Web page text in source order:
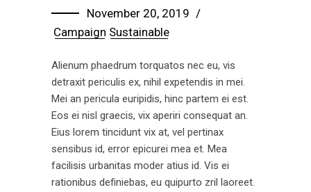
November 20, 2019
Campaign Sustainable
Alienum phaedrum torquatos nec eu, vis
detraxit periculis ex, nihil expetendis in mei.
Mei an pericula euripidis, hinc partem ei est.
Eos ei nisl graecis, vix aperiri consequat an.
Eius lorem tincidunt vix at, vel pertinax
sensibus id, error epicurei mea et. Mea
facilisis urbanitas moder atius id. Vis ei
rationibus definiebas, eu quipurto zril laoreet.